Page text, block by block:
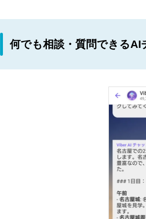
何でも相談・質問できるAI